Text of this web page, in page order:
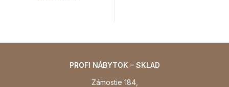
PROFI NÁBYTOK – SKLAD
Zámostie 184,